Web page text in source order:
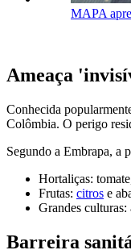
MAPA
Ameaça
Conhecida
Colômbia. O perigo
Segundo a Embrapa, a
Hortaliças:
Frutas: citros e
Grandes
Barreira